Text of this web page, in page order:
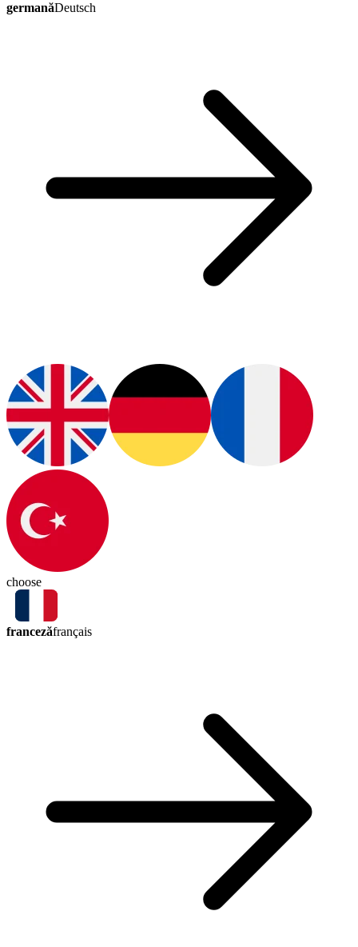
germanăDeutsch
choose
francezăfrançais